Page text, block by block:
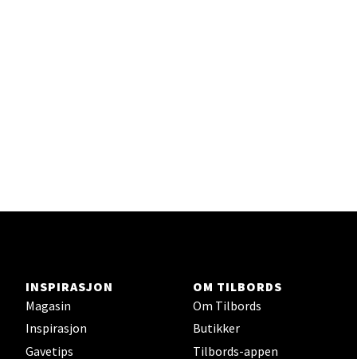
INSPIRASJON
Magasin
Inspirasjon
Gavetips
OM TILBORDS
Om Tilbords
Butikker
Tilbords-appen
Herbarium
Lars Hertervigs gate 6, 4005 Stavanger